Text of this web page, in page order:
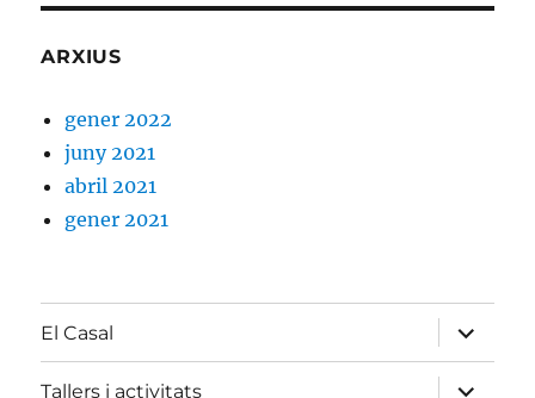
ARXIUS
gener 2022
juny 2021
abril 2021
gener 2021
El Casal
amplia
el
menú
fill
Tallers i activitats
amplia